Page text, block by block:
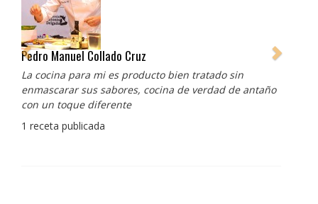
Pedro Manuel Collado Cruz
La cocina para mi es producto bien tratado sin
enmascarar sus sabores, cocina de verdad de antaño
con un toque diferente
1 receta publicada